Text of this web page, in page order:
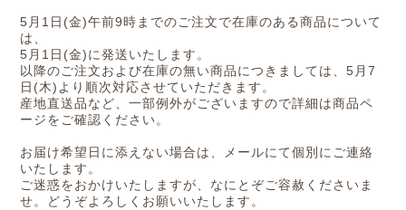
5月1日(金)午前9時までのご注文で在庫のある商品について
は、
5月1日(金)に発送いたします。
以降のご注文および在庫の無い商品につきましては、5月7
日(木)より順次対応させていただきます。
産地直送品など、一部例外がございますので詳細は商品ペ
ージをご確認ください。
お届け希望日に添えない場合は、メールにて個別にご連絡
いたします。
ご迷惑をおかけいたしますが、なにとぞご容赦くださいま
せ。どうぞよろしくお願いいたします。